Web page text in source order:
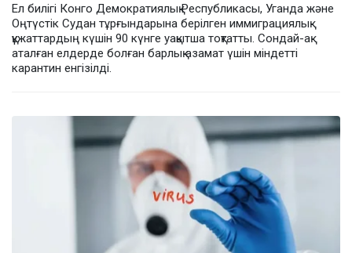
Ел билігі Конго Демократиялық Республикасы, Уганда және
Оңтүстік Судан тұрғындарына берілген иммиграциялық
құжаттардың күшін 90 күнге уақытша тоқтатты. Сондай-ақ
аталған елдерде болған барлық азамат үшін міндетті
карантин енгізілді.